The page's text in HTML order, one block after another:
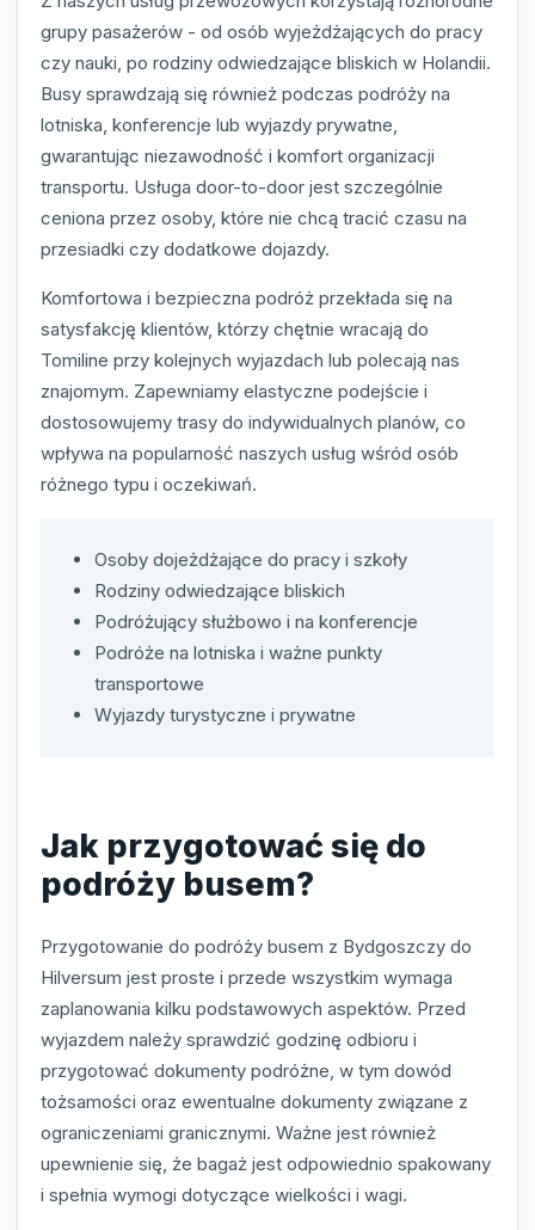
grupy pasażerów - od osób wyjeżdżających do pracy
czy nauki, po rodziny odwiedzające bliskich w Holandii.
Busy sprawdzają się również podczas podróży na
lotniska, konferencje lub wyjazdy prywatne,
gwarantując niezawodność i komfort organizacji
transportu. Usługa door-to-door jest szczególnie
ceniona przez osoby, które nie chcą tracić czasu na
przesiadki czy dodatkowe dojazdy.
Komfortowa i bezpieczna podróż przekłada się na
satysfakcję klientów, którzy chętnie wracają do
Tomiline przy kolejnych wyjazdach lub polecają nas
znajomym. Zapewniamy elastyczne podejście i
dostosowujemy trasy do indywidualnych planów, co
wpływa na popularność naszych usług wśród osób
różnego typu i oczekiwań.
Osoby dojeżdżające do pracy i szkoły
Rodziny odwiedzające bliskich
Podróżujący służbowo i na konferencje
Podróże na lotniska i ważne punkty
transportowe
Wyjazdy turystyczne i prywatne
Jak przygotować się do
podróży busem?
Przygotowanie do podróży busem z Bydgoszczy do
Hilversum jest proste i przede wszystkim wymaga
zaplanowania kilku podstawowych aspektów. Przed
wyjazdem należy sprawdzić godzinę odbioru i
przygotować dokumenty podróżne, w tym dowód
tożsamości oraz ewentualne dokumenty związane z
ograniczeniami granicznymi. Ważne jest również
upewnienie się, że bagaż jest odpowiednio spakowany
i spełnia wymogi dotyczące wielkości i wagi.